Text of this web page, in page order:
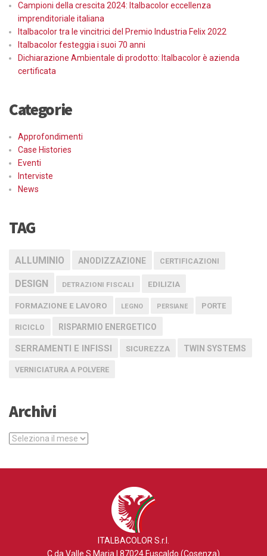
Campioni della crescita 2024: Italbacolor eccellenza
imprenditoriale italiana
Italbacolor tra le vincitrici del Premio Industria Felix 2022
Italbacolor festeggia i suoi 70 anni
Dichiarazione Ambientale di prodotto: Italbacolor è azienda
certificata
Categorie
Approfondimenti
Case Histories
Eventi
Interviste
News
TAG
ALLUMINIO ANODIZZAZIONE CERTIFICAZIONI
DESIGN DETRAZIONI FISCALI EDILIZIA
FORMAZIONE E LAVORO LEGNO PERSIANE PORTE
RICICLO RISPARMIO ENERGETICO
SERRAMENTI E INFISSI SICUREZZA TWIN SYSTEMS
VERNICIATURA A POLVERE
Archivi
Archivi
ITALBACOLOR S.r.l.
C.da Valle S.Maria | 87024 Fuscaldo (Cosenza)